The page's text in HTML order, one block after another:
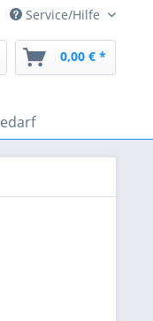
Service/Hilfe
0,00 € *